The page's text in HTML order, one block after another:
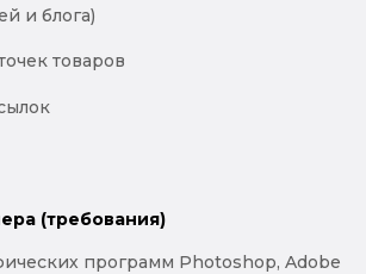
и блога)
товаров
(требования)
программ Photoshop, Adobe